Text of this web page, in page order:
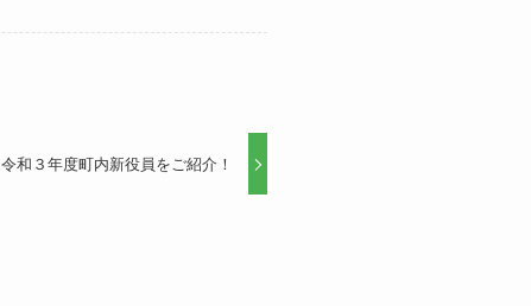
令和３年度町内新役員をご紹介！